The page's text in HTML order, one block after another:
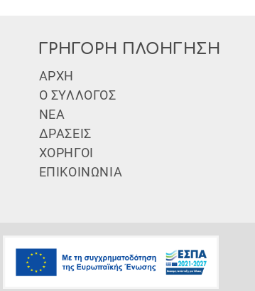
ΓΡΗΓΟΡΗ ΠΛΟΗΓΗΣΗ
Subfooter Menu
ΑΡΧΗ
Ο ΣΥΛΛΟΓΟΣ
ΝΕΑ
ΔΡΑΣΕΙΣ
ΧΟΡΗΓΟΙ
ΕΠΙΚΟΙΝΩΝΙΑ